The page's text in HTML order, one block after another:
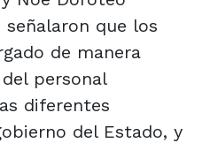
señalaron que los
de manera
personal
diferentes
del Estado, y